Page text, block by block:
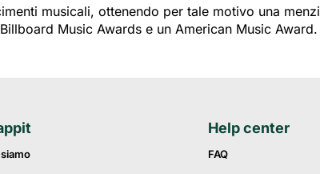
musicali, ottenendo per tale motivo una
Music Awards e un American Music Award.
Help center
FAQ